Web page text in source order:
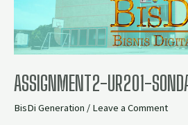
ASSIGNMENT2-UR201-
BisDi Generation / Leave a Comment